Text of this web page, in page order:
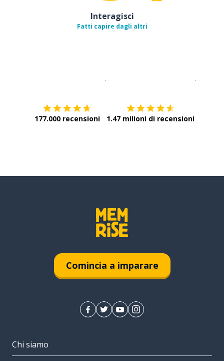
Interagisci
Fatti capire dagli altri
177.000 recensioni 1.47 milioni di recensioni
Comincia a imparare
Chi siamo